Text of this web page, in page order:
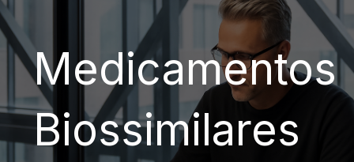
Medicamentos
Biossimilares